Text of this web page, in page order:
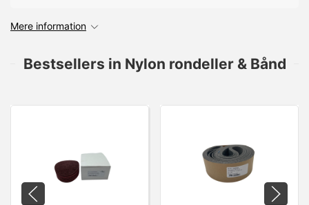
Mere information
Bestsellers in Nylon rondeller & Bånd